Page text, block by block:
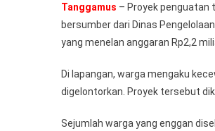
Tanggamus – Proyek penguatan
bersumber dari Dinas
yang menelan anggaran Rp2,2
Di lapangan, warga mengaku
digelontorkan. Proyek tersebut
Sejumlah warga yang enggan